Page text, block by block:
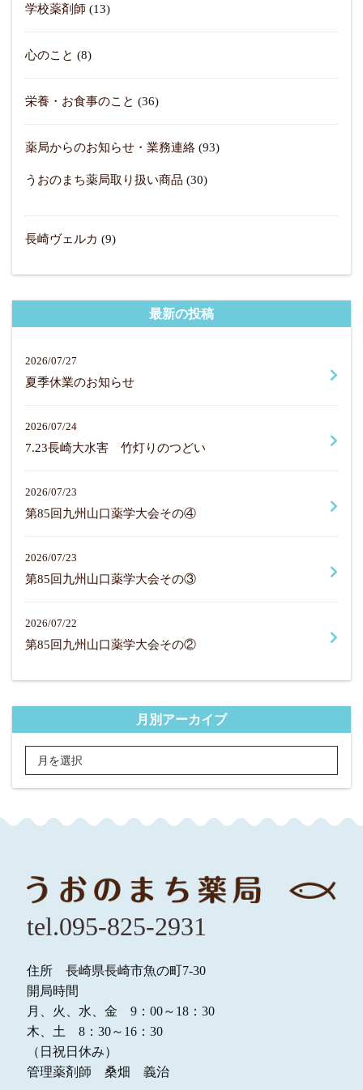
学校薬剤師 (13)
心のこと (8)
栄養・お食事のこと (36)
薬局からのお知らせ・業務連絡 (93)
うおのまち薬局取り扱い商品 (30)
長崎ヴェルカ (9)
最新の投稿
2026/07/27
夏季休業のお知らせ
2026/07/24
7.23長崎大水害 竹灯りのつどい
2026/07/23
第85回九州山口薬学大会その④
2026/07/23
第85回九州山口薬学大会その③
2026/07/22
第85回九州山口薬学大会その②
月別アーカイブ
tel.095-825-2931
住所 長崎県長崎市魚の町7-30
開局時間
月、火、水、金 9：00～18：30
木、土 8：30～16：30
（日祝日休み）
管理薬剤師 桑畑 義治